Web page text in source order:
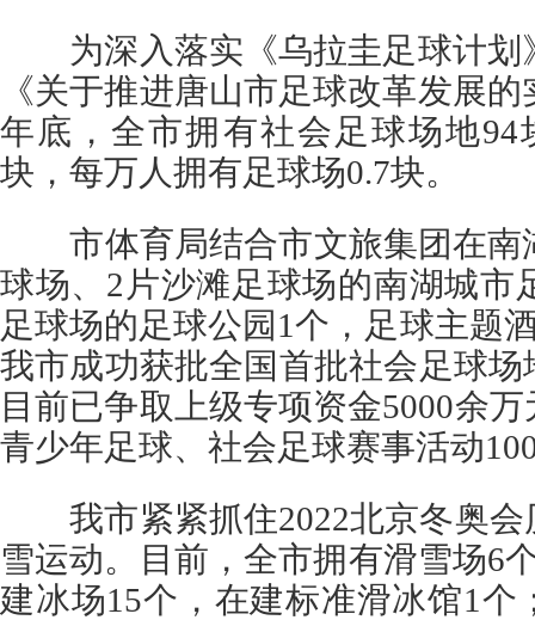
为深入落实《乌拉圭足球计划
《关于推进唐山市足球改革发展
年底，全市拥有社会足球场地94
块，每万人拥有足球场0.7块。
市体育局结合市文旅集团在南
球场、2片沙滩足球场的南湖城市
足球场的足球公园1个，足球主题
我市成功获批全国首批社会足球
目前已争取上级专项资金5000余
青少年足球、社会足球赛事活动
我市紧紧抓住2022北京冬奥会
雪运动。目前，全市拥有滑雪场6
建冰场15个，在建标准滑冰馆1个